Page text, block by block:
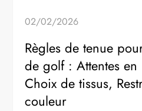
02/02/2026
Règles de tenue
de golf : Attentes en
Choix de tissus,
couleur